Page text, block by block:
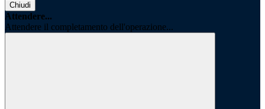
Chiudi
Attendere...
Attendere il completamento dell'operazione...